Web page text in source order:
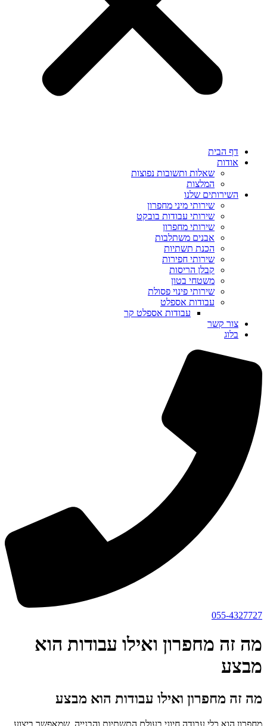
דף הבית
אודות
שאלות ותשובות נפוצות
המלצות
השירותים שלנו
שירותי מיני מחפרון
שירותי עבודות בובקט
שירותי מחפרון
אבנים משתלבות
הכנת תשתיות
שירותי חפירות
קבלן הריסות
משטחי בטון
שירותי פינוי פסולת
עבודות אספלט
עבודות אספלט קר
צור קשר
בלוג
055-4327727
מה זה מחפרון ואילו עבודות הוא
מבצע
מה זה מחפרון ואילו עבודות הוא מבצע
מחפרון הוא כלי עבודה חיוני בעולם התשתיות והבנייה, שמאפשר ביצוע